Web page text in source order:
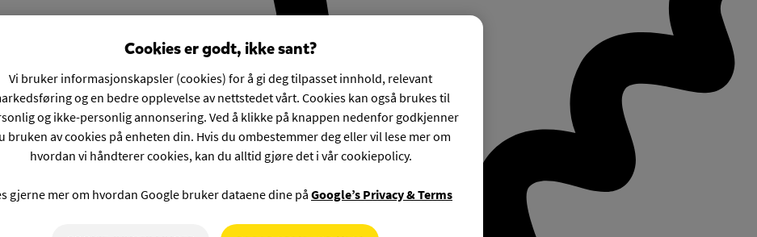
Cookies er godt, ikke sant?
Vi bruker informasjonskapsler (cookies) for å gi deg tilpasset innhold, relevant
og en bedre opplevelse av nettstedet vårt. Cookies kan også brukes til
og ikke-personlig annonsering. Ved å klikke på knappen nedenfor godkjenner
bruken av cookies på enheten din. Hvis du ombestemmer deg eller vil lese mer om
hvordan vi håndterer cookies, kan du alltid gjøre det i vår cookiepolicy.
gjerne mer om hvordan Google bruker dataene dine på Google’s Privacy & Terms